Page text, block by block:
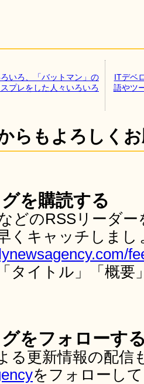
いろ、「バットマン」の
プレをした人々いろいろ
ITデベ
語やツ
らもよろしく
を購読する
どのRSSリーダ
くキャッチしま
タイトル」「概要
をフォローす
る更新情報の配
をフォローし